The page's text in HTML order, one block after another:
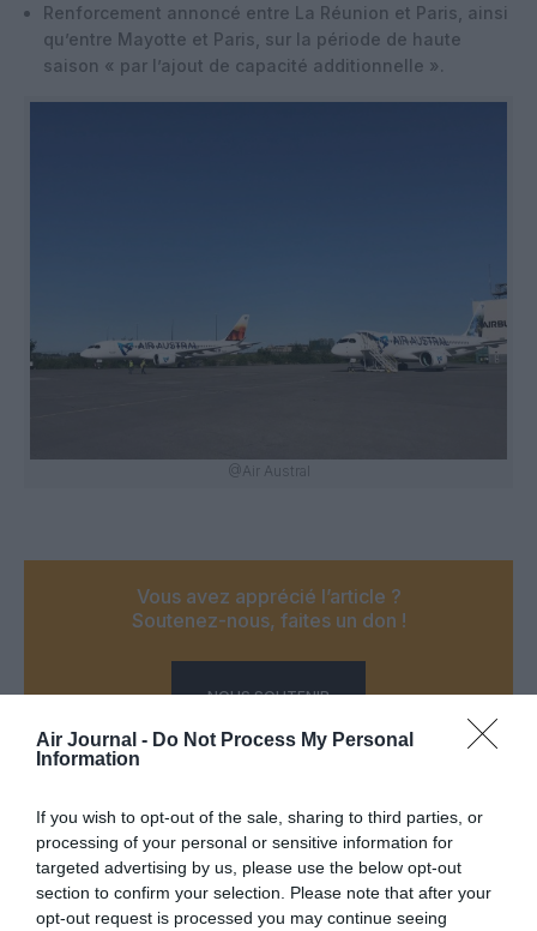
Air Journal - Do Not Process My Personal
Information
If you wish to opt-out of the sale, sharing to third parties, or
processing of your personal or sensitive information for
targeted advertising by us, please use the below opt-out
section to confirm your selection. Please note that after your
opt-out request is processed you may continue seeing
Renforcement annoncé entre La Réunion et Paris, ainsi
qu’entre Mayotte et Paris, sur la période de haute
saison « par l’ajout de capacité additionnelle ».
@Air Austral
Vous avez apprécié l’article ?
Soutenez-nous, faites un don !
NOUS SOUTENIR
PARTAGER L'ARTICLE